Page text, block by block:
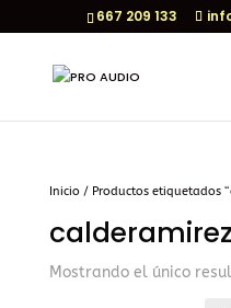
667 209 133
Inicio / Productos etiquetados
calderamirez
Mostrando el único